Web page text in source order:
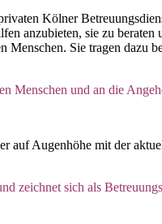
Kölner
anzubieten, sie zu
Sie tragen dazu
Menschen und an die
auf Augenhöhe mit der
zeichnet sich als